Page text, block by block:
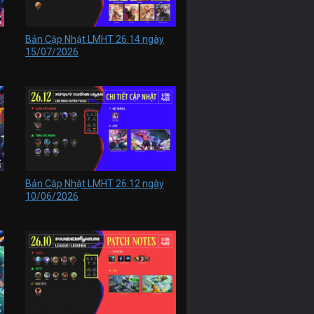
Bản Cập Nhật LMHT 26.14 ngày
15/07/2026
Bản Cập Nhật LMHT 26.12 ngày
10/06/2026